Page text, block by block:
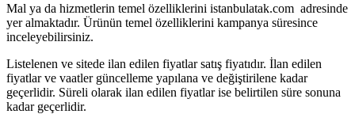
Mal ya da hizmetlerin temel özelliklerini istanbulatak.com adresinde
yer almaktadır. Ürünün temel özelliklerini kampanya süresince
inceleyebilirsiniz.
Listelenen ve sitede ilan edilen fiyatlar satış fiyatıdır. İlan edilen
fiyatlar ve vaatler güncelleme yapılana ve değiştirilene kadar
geçerlidir. Süreli olarak ilan edilen fiyatlar ise belirtilen süre sonuna
kadar geçerlidir.